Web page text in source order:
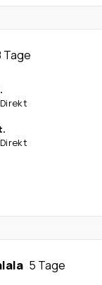
Tage
Direkt
Direkt
5 Tage